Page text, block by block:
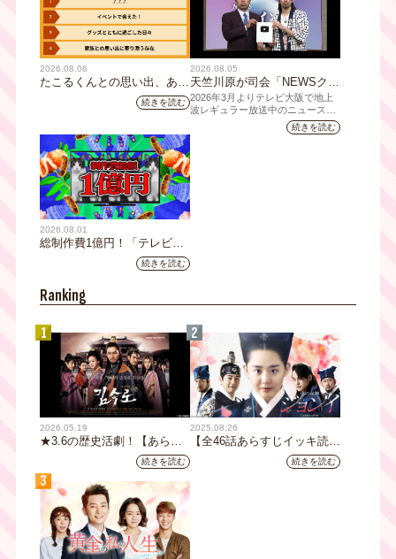
2026.08.06
たこるくんとの思い出、あり
ますか？会員のみなさんに聞
続きを読む
2026.08.05
天竺川原が司会「NEWSクラ
イシス」チャンネル登録者数
10万人突破！テレビ大阪の番
組史上最速記録を更新
2026年3月よりテレビ大阪で地上
波レギュラー放送中のニュース番
組「NEWSクライシス」が、この
たび2026年7月12日(日)に、
続きを読む
2026.08.01
総制作費1億円！「テレビ大
阪ネクストIPプロジェクト」
第1弾採用企画が決定 第2弾
続きを読む
Ranking
1
2026.05.19
★3.6の歴史活劇！【あらす
じ全32話イッキ読み】韓国ド
ラマ『鉄の王 キム・スロ』
｜テレビ大阪5月20日(水)あ
さ8時00分スタート【TVer配
信あり】
続きを読む
2
2025.08.26
【全46話あらすじイッキ読
み】韓国ドラマ『火の女神
ジョンイ』｜テレビ大阪 9
続きを読む
3